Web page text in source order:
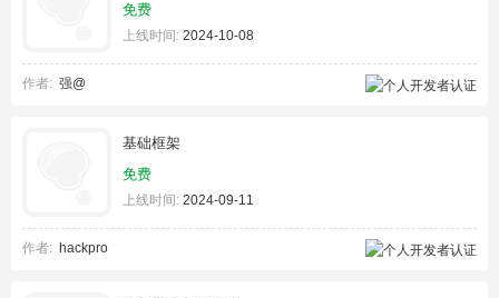
免费
上线时间: 2024-10-08
作者: 强@
基础框架
免费
上线时间: 2024-09-11
作者: hackpro